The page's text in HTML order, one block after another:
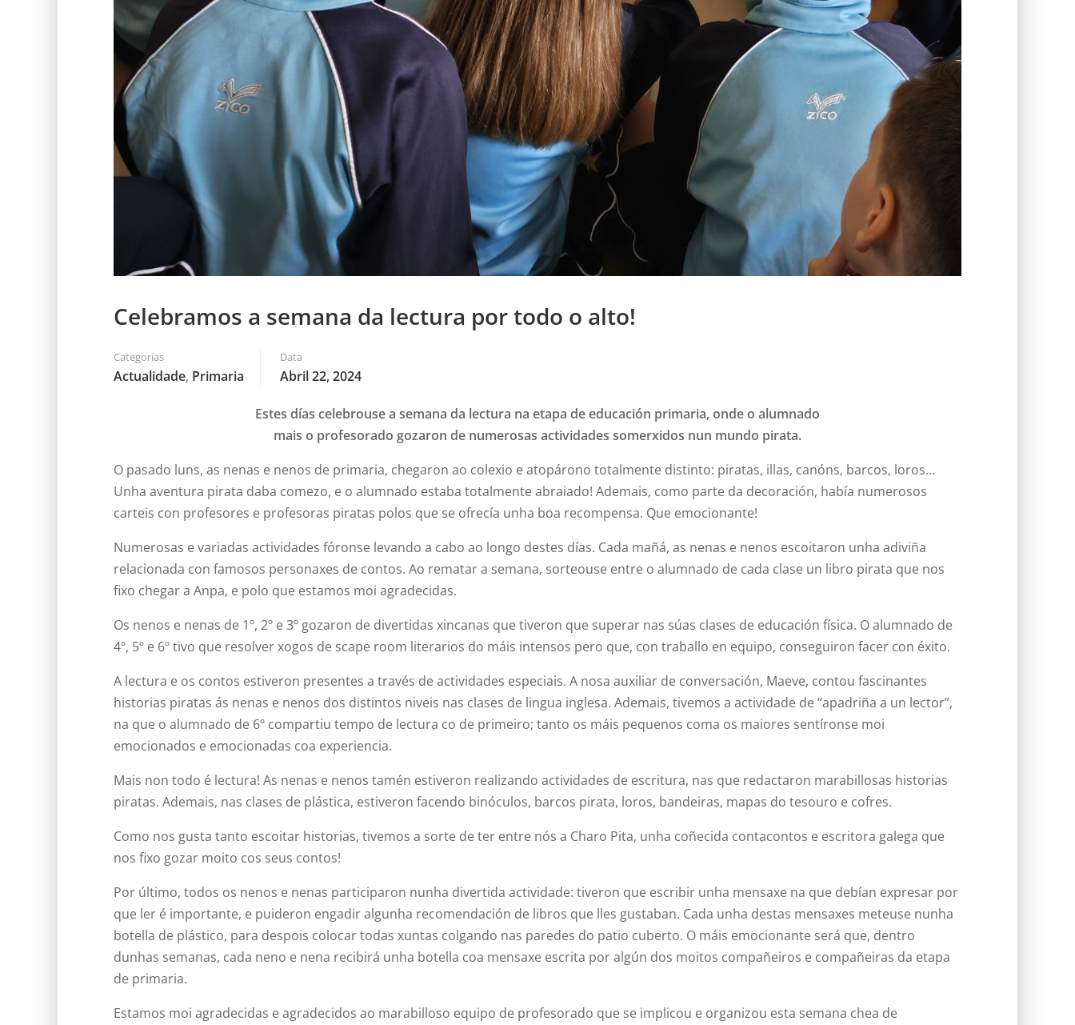
Celebramos a semana da lectura por todo o alto!
Categorías
Actualidade, Primaria
Data
Abril 22, 2024
Estes días celebrouse a semana da lectura na etapa de educación primaria, onde o alumnado
mais o profesorado gozaron de numerosas actividades somerxidos nun mundo pirata.
O pasado luns, as nenas e nenos de primaria, chegaron ao colexio e atopárono totalmente distinto: piratas, illas, canóns, barcos, loros…
Unha aventura pirata daba comezo, e o alumnado estaba totalmente abraiado! Ademais, como parte da decoración, había numerosos
carteis con profesores e profesoras piratas polos que se ofrecía unha boa recompensa. Que emocionante!
Numerosas e variadas actividades fóronse levando a cabo ao longo destes días. Cada mañá, as nenas e nenos escoitaron unha adiviña
relacionada con famosos personaxes de contos. Ao rematar a semana, sorteouse entre o alumnado de cada clase un libro pirata que nos
fixo chegar a Anpa, e polo que estamos moi agradecidas.
Os nenos e nenas de 1º, 2º e 3º gozaron de divertidas xincanas que tiveron que superar nas súas clases de educación física. O alumnado de
4º, 5º e 6º tivo que resolver xogos de scape room literarios do máis intensos pero que, con traballo en equipo, conseguiron facer con éxito.
A lectura e os contos estiveron presentes a través de actividades especiais. A nosa auxiliar de conversación, Maeve, contou fascinantes
historias piratas ás nenas e nenos dos distintos niveis nas clases de lingua inglesa. Ademais, tivemos a actividade de “apadriña a un lector”,
na que o alumnado de 6º compartiu tempo de lectura co de primeiro; tanto os máis pequenos coma os maiores sentíronse moi
emocionados e emocionadas coa experiencia.
Mais non todo é lectura! As nenas e nenos tamén estiveron realizando actividades de escritura, nas que redactaron marabillosas historias
piratas. Ademais, nas clases de plástica, estiveron facendo binóculos, barcos pirata, loros, bandeiras, mapas do tesouro e cofres.
Como nos gusta tanto escoitar historias, tivemos a sorte de ter entre nós a Charo Pita, unha coñecida contacontos e escritora galega que
nos fixo gozar moito cos seus contos!
Por último, todos os nenos e nenas participaron nunha divertida actividade: tiveron que escribir unha mensaxe na que debían expresar por
que ler é importante, e puideron engadir algunha recomendación de libros que lles gustaban. Cada unha destas mensaxes meteuse nunha
botella de plástico, para despois colocar todas xuntas colgando nas paredes do patio cuberto. O máis emocionante será que, dentro
dunhas semanas, cada neno e nena recibirá unha botella coa mensaxe escrita por algún dos moitos compañeiros e compañeiras da etapa
de primaria.
Estamos moi agradecidas e agradecidos ao marabilloso equipo de profesorado que se implicou e organizou esta semana chea de